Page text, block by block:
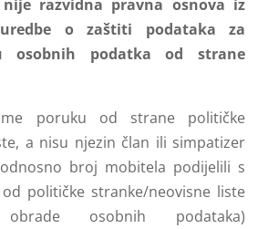
razvidna pravna osnova iz
o zaštiti podataka za
osobnih podatka od strane
poruku od strane političke
a nisu njezin član ili simpatizer
broj mobitela podijelili s
političke stranke/neovisne liste
osobnih podataka)